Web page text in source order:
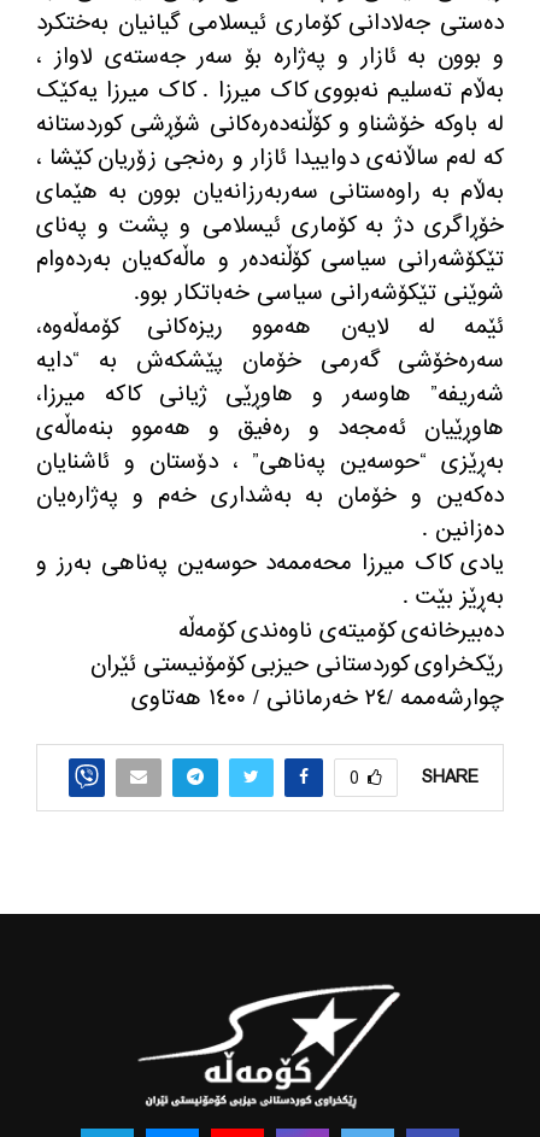
دەستی جەلادانی کۆماری ئیسلامی گیانیان بەختکرد
و بوون بە ئازار و پەژارە بۆ سەر جەستەی لاواز ،
بەڵام تەسلیم نەبووی کاک میرزا . کاک میرزا یەکێک
لە باوکە خۆشناو و کۆڵنەدەرەکانی شۆڕشی کوردستانە
کە لەم ساڵانەی دواییدا ئازار و رەنجی زۆریان کێشا ،
بەڵام بە راوەستانی سەربەرزانەیان بوون بە هێمای
خۆڕاگری دژ بە کۆماری ئیسلامی و پشت و پەنای
تێکۆشەرانی سیاسی کۆڵنەدەر و ماڵەکەیان بەردەوام
شوێنی تێکۆشەرانی سیاسی خەباتکار بوو.
ئێمە لە لایەن هەموو ریزەکانی کۆمەڵەوە،
سەرەخۆشی گەرمی خۆمان پێشکەش بە “دایە
شەریفە” هاوسەر و هاوڕێی ژیانی کاکە میرزا،
هاوڕێیان ئەمجەد و رەفیق و هەموو بنەماڵەی
بەڕێزی “حوسەین پەناهی” ، دۆستان و ئاشنایان
دەکەین و خۆمان بە بەشداری خەم و پەژارەیان
دەزانین .
یادی کاک میرزا محەممەد حوسەین پەناهی بەرز و
بەڕێز بێت .
دەبیرخانەی کۆمیتەی ناوەندی کۆمەڵە
رێکخراوی کوردستانی حیزبی کۆمۆنیستی ئێران
چوارشەممە /٢٤ خەرمانانی / ١٤٠٠ هەتاوی
SHARE
0